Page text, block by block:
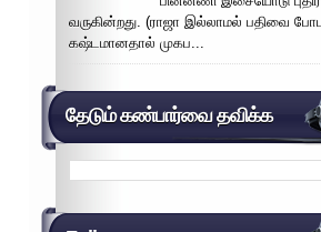
வருகின்றது. (ராஜா இல்லாமல் பதிவை போட
கஷ்டமானதால் முகப...
தேடும் கண்பார்வை தவிக்க